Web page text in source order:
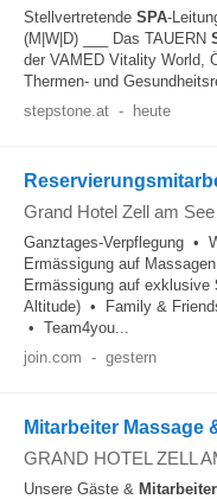
Stellvertretende SPA-
(M|W|D) ___ Das TAUERN
der VAMED Vitality World,
Thermen- und
stepstone.at - heute
Grand Hotel Zell am See
Ganztages-Verpflegung •
Ermässigung auf
Ermässigung auf exklusive
Altitude) • Family &
• Team4you...
join.com - gestern
Mitarbeiter Massage
GRAND HOTEL ZELL
Unsere Gäste & Mitarbeiter